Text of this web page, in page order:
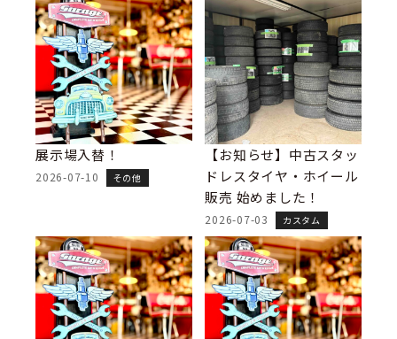
展示場入替！
2026-07-10 その他
【お知らせ】中古スタッ
ドレスタイヤ・ホイール
販売 始めました！
2026-07-03 カスタム